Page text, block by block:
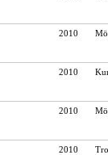
2010
2010
2010
2010